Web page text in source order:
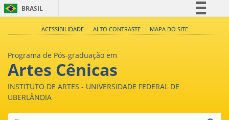
BRASIL
Legislação
ACESSIBILIDADE ALTO CONTRASTE MAPA DO SITE
Programa de Pós-graduação em
Artes Cênicas
INSTITUTO DE ARTES - UNIVERSIDADE FEDERAL DE
UBERLÂNDIA